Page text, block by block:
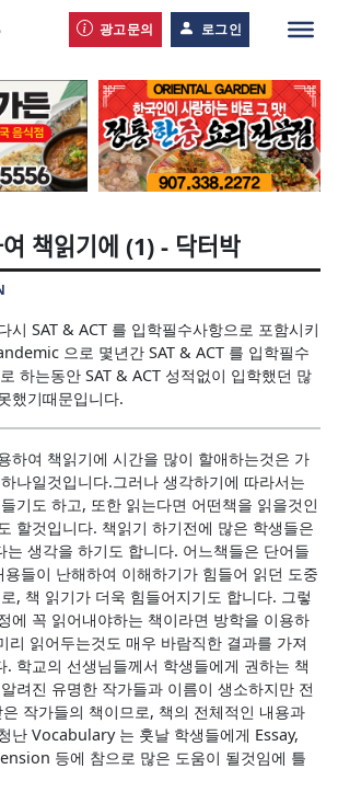
광고문의 로그인
책읽기에 (1) - 닥터박
시 SAT & ACT 를 입학필수사항으로 포함시키
으로 몇년간 SAT & ACT 를 입학필수
하는동안 SAT & ACT 성적없이 입학했던 많
했기때문입니다.
하여 책읽기에 시간을 많이 할애하는것은 가
나일것입니다.그러나 생각하기에 따라서는
기도 하고, 또한 읽는다면 어떤책을 읽을것인
할것입니다. 책읽기 하기전에 많은 학생들은
는 생각을 하기도 합니다. 어느책들은 단어들
들이 난해하여 이해하기가 힘들어 읽던 도중
, 책 읽기가 더욱 힘들어지기도 합니다. 그렇
에 꼭 읽어내야하는 책이라면 방학을 이용하
리 읽어두는것도 매우 바람직한 결과를 가져
. 학교의 선생님들께서 학생들에게 권하는 책
려진 유명한 작가들과 이름이 생소하지만 전
작가들의 책이므로, 책의 전체적인 내용과
난 Vocabulary 는 훗날 학생들에게 Essay,
등에 참으로 많은 도움이 될것임에 틀